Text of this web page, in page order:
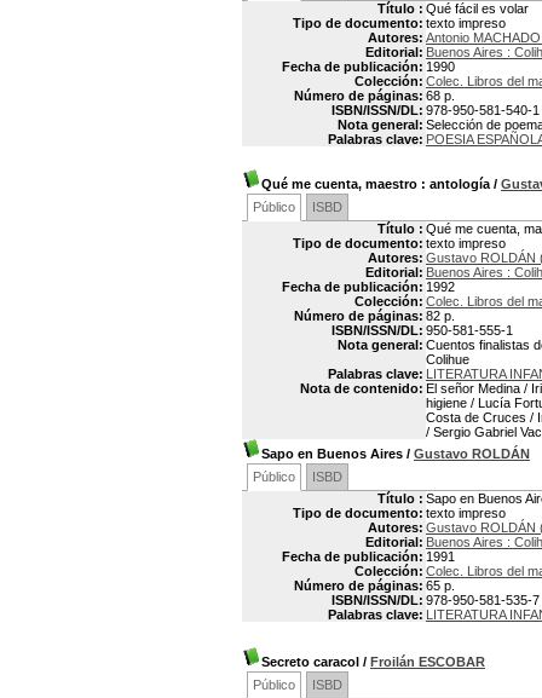
Título : Qué fácil es volar
Tipo de documento: texto impreso
Autores: Antonio
Editorial: Buenos Aires :
Fecha de publicación: 1990
Colección: Colec. Libros del
Número de páginas: 68 p.
ISBN/ISSN/DL: 978-950-581-540-1
Nota general: Selección de
Palabras clave: POESIA
Qué me cuenta, maestro : antología /
Público
ISBD
Título : Qué me cuenta,
Tipo de documento: texto impreso
Autores: Gustavo ROLDÁN
Editorial: Buenos Aires :
Fecha de publicación: 1992
Colección: Colec. Libros del
Número de páginas: 82 p.
ISBN/ISSN/DL: 950-581-555-1
Nota general: Cuentos finalistas
Colihue
Palabras clave: LITERATURA
Nota de contenido: El señor Medina /
higiene / Lucía
Costa de Cruces /
/ Sergio Gabriel
Sapo en Buenos Aires / Gustavo ROLDÁN
Público
ISBD
Título : Sapo en Buenos
Tipo de documento: texto impreso
Autores: Gustavo ROLDÁN
Editorial: Buenos Aires :
Fecha de publicación: 1991
Colección: Colec. Libros del
Número de páginas: 65 p.
ISBN/ISSN/DL: 978-950-581-535-7
Palabras clave: LITERATURA
Secreto caracol / Froilán ESCOBAR
Público
ISBD